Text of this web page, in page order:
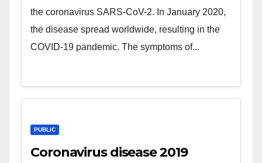
the coronavirus SARS-CoV-2. In January 2020,
the disease spread worldwide, resulting in the
COVID-19 pandemic. The symptoms of...
PUBLIC
Coronavirus disease 2019